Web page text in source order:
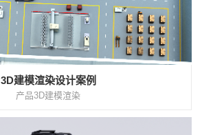
3D建模渲染设计案例
产品3D建模渲染